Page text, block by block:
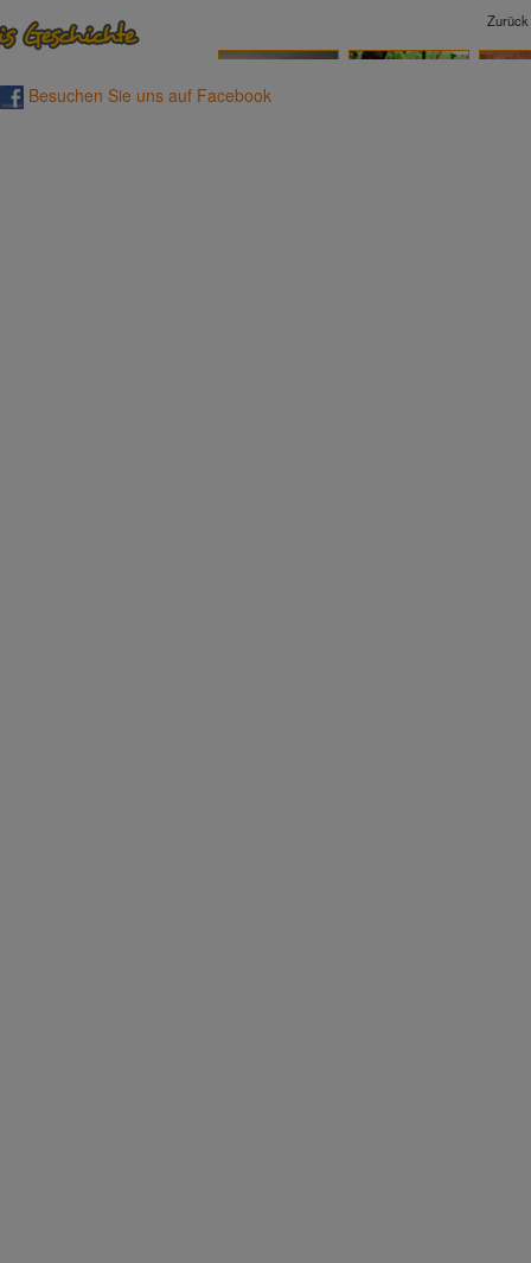
Besuchen Sie uns auf Facebook